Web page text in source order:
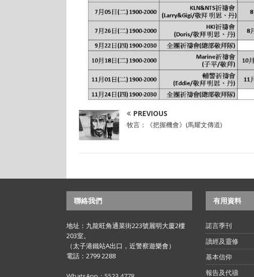
PREVIOUS
牧言：《把握機會》(馬耀文傳道)
聯絡我們
地址：九龍旺角通菜街223號麗明大廈2樓
203室。
（太子港鐵站A出口，近警察遊樂會）
電話：2799 2288
有用資料
諾言季刊
讀經及靈修
基本信仰
報告及代禱